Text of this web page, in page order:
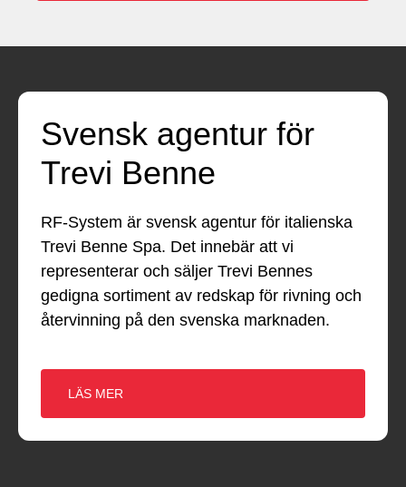
Svensk agentur för
Trevi Benne
RF-System är svensk agentur för italienska
Trevi Benne Spa. Det innebär att vi
representerar och säljer Trevi Bennes
gedigna sortiment av redskap för rivning och
återvinning på den svenska marknaden.
LÄS MER